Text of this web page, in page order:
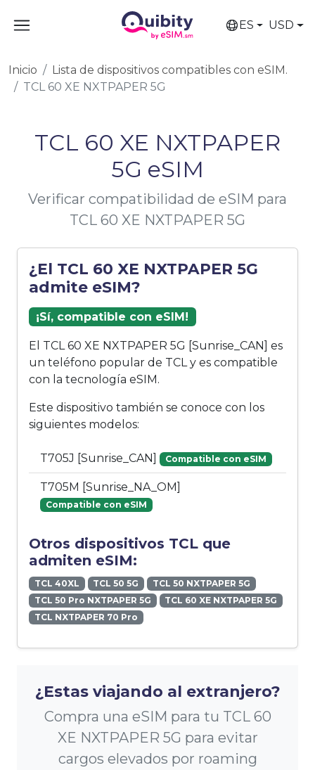
ES USD
Inicio
Lista de dispositivos compatibles con eSIM.
TCL 60 XE NXTPAPER 5G
TCL 60 XE NXTPAPER
5G eSIM
Verificar compatibilidad de eSIM para
TCL 60 XE NXTPAPER 5G
¿El TCL 60 XE NXTPAPER 5G
admite eSIM?
¡Sí, compatible con eSIM!
El TCL 60 XE NXTPAPER 5G [Sunrise_CAN] es
un teléfono popular de TCL y es compatible
con la tecnología eSIM.
Este dispositivo también se conoce con los
siguientes modelos:
T705J [Sunrise_CAN] Compatible con eSIM
T705M [Sunrise_NA_OM]
Compatible con eSIM
Otros dispositivos TCL que
admiten eSIM:
TCL 40XL TCL 50 5G
TCL 50 NXTPAPER 5G
TCL 50 Pro NXTPAPER 5G
TCL 60 XE NXTPAPER 5G
TCL NXTPAPER 70 Pro
¿Estas viajando al extranjero?
Compra una eSIM para tu TCL 60
XE NXTPAPER 5G para evitar
cargos elevados por roaming